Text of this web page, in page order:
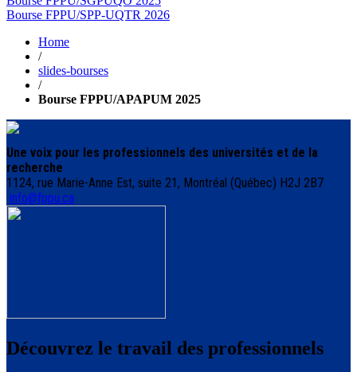
Bourse FPPU/SPP-UQTR 2026
Home
/
slides-bourses
/
Bourse FPPU/APAPUM 2025
Une voix pour les professionnels des universités et de la
recherche
1124, rue Marie-Anne Est, suite 21, Montréal (Québec) H2J 2B7
info@fppu.ca
Découvrez le travail des professionnels